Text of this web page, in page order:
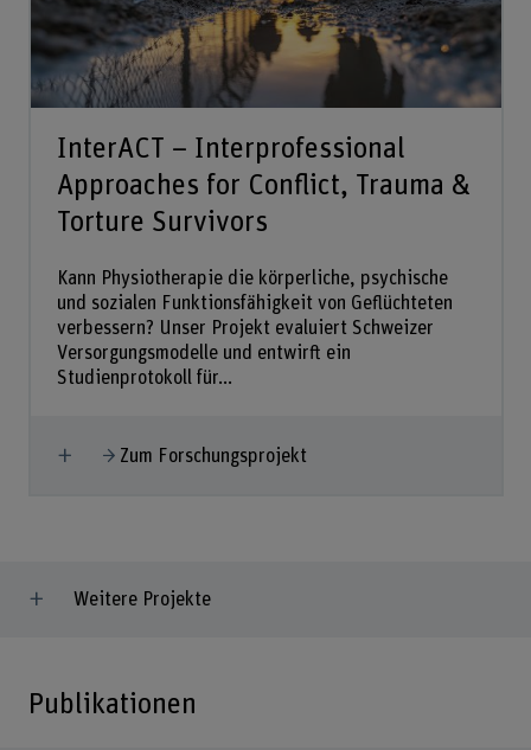
InterACT – Interprofessional
Approaches for Conflict, Trauma &
Torture Survivors
Kann Physiotherapie die körperliche, psychische
und sozialen Funktionsfähigkeit von Geflüchteten
verbessern? Unser Projekt evaluiert Schweizer
Versorgungsmodelle und entwirft ein
Studienprotokoll für...
Mehr anzeigen
Zum Forschungsprojekt
Weitere Projekte
Publikationen